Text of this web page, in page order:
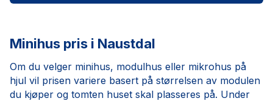
Minihus pris i Naustdal
Om du velger minihus, modulhus eller mikrohus på
hjul vil prisen variere basert på størrelsen av modulen
du kjøper og tomten huset skal plasseres på. Under